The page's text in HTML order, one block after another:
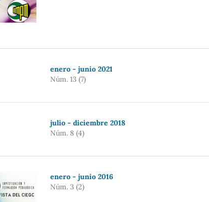
enero - junio 2021
Núm. 13 (7)
julio - diciembre 2018
Núm. 8 (4)
enero - junio 2016
Núm. 3 (2)